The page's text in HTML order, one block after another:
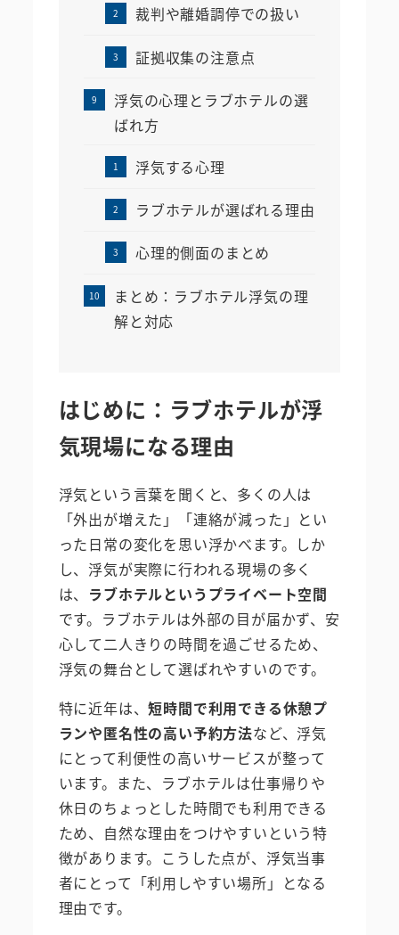
裁判や離婚調停での扱い
証拠収集の注意点
浮気の心理とラブホテルの選
ばれ方
浮気する心理
ラブホテルが選ばれる理由
心理的側面のまとめ
まとめ：ラブホテル浮気の理
解と対応
はじめに：ラブホテルが浮
気現場になる理由
浮気という言葉を聞くと、多くの人は
「外出が増えた」「連絡が減った」とい
った日常の変化を思い浮かべます。しか
し、浮気が実際に行われる現場の多く
は、 ラブホテルというプライベート空間
です。ラブホテルは外部の目が届かず、安
心して二人きりの時間を過ごせるため、
浮気の舞台として選ばれやすいのです。
特に近年は、短時間で利用できる休憩プ
ランや匿名性の高い予約方法など、浮気
にとって利便性の高いサービスが整って
います。また、ラブホテルは仕事帰りや
休日のちょっとした時間でも利用できる
ため、自然な理由をつけやすいという特
徴があります。こうした点が、浮気当事
者にとって「利用しやすい場所」となる
理由です。